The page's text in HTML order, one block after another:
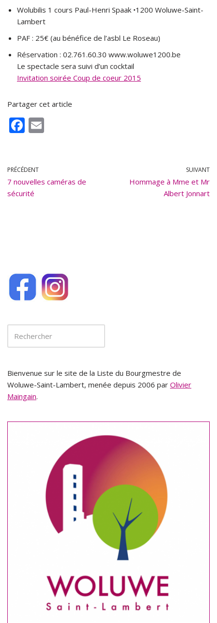
Wolubilis 1 cours Paul-Henri Spaak •1200 Woluwe-Saint-
Lambert
PAF : 25€ (au bénéfice de l’asbl Le Roseau)
Réservation : 02.761.60.30 www.woluwe1200.be
Le spectacle sera suivi d’un cocktail
Invitation soirée Coup de coeur 2015
Partager cet article
F
b
o
o
PRÉCÉDENT
7 nouvelles caméras de
sécurité
SUIVANT
Hommage à Mme et Mr
Albert Jonnart
Bienvenue sur le site de la Liste du Bourgmestre de
Woluwe-Saint-Lambert, menée depuis 2006 par Olivier
Maingain.